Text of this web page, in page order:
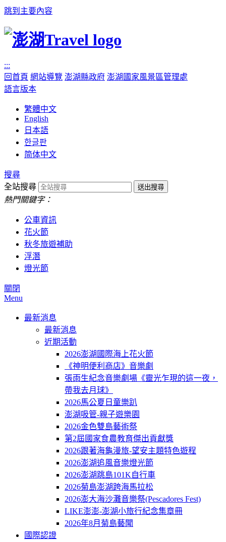
跳到主要內容
:::
回首頁 網站導覽 澎湖縣政府 澎湖國家風景區管理處
語言版本
繁體中文
English
日本語
한글판
简体中文
搜尋
全站搜尋
熱門關鍵字：
公車資訊
花火節
秋冬旅遊補助
浮潛
燈光節
關閉
Menu
最新消息
最新消息
近期活動
2026澎湖國際海上花火節
《神明便利商店》音樂劇
張雨生紀念音樂劇場《靈光乍現的這一夜，
帶我去月球》
2026馬公夏日童樂趴
澎湖吸管-親子遊樂園
2026金色雙島藝術祭
第2屆國家食農教育傑出貢獻獎
2026跟著海龜漫旅-望安主題特色遊程
2026澎湖追風音樂燈光節
2026澎湖跳島101K自行車
2026菊島澎湖跨海馬拉松
2026澎大海沙灘音樂祭(Pescadores Fest)
LIKE澎澎-澎湖小旅行紀念集章冊
2026年8月菊島藝聞
國際認證